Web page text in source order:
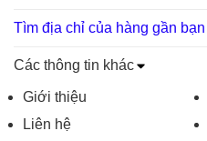
Tìm địa chỉ của hàng gần bạn
Các thông tin khác
Giới thiệu
Liên hệ